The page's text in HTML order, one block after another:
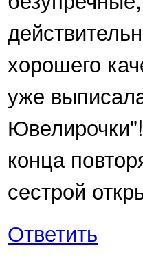
хорошего
уже
конца
сестрой
Ответить